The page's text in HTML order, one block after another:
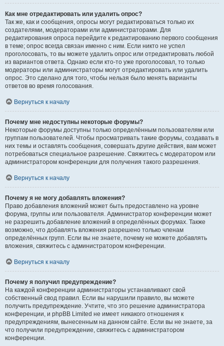
Как мне отредактировать или удалить опрос?
Так же, как и сообщения, опросы могут редактироваться только их
создателями, модераторами или администраторами. Для
редактирования опроса перейдите к редактированию первого сообщения
в теме; опрос всегда связан именно с ним. Если никто не успел
проголосовать, то вы можете удалить опрос или отредактировать любой
из вариантов ответа. Однако если кто-то уже проголосовал, то только
модераторы или администраторы могут отредактировать или удалить
опрос. Это сделано для того, чтобы нельзя было менять варианты
ответов во время голосования.
Вернуться к началу
Почему мне недоступны некоторые форумы?
Некоторые форумы доступны только определённым пользователям или
группам пользователей. Чтобы просматривать такие форумы, создавать в
них темы и оставлять сообщения, совершать другие действия, вам может
потребоваться специальное разрешение. Свяжитесь с модератором или
администратором конференции для получения такого разрешения.
Вернуться к началу
Почему я не могу добавлять вложения?
Право добавления вложений может быть предоставлено на уровне
форума, группы или пользователя. Администратор конференции может
не разрешить добавление вложений в определённых форумах. Также
возможно, что добавлять вложения разрешено только членам
определённых групп. Если вы не знаете, почему не можете добавлять
вложения, свяжитесь с администратором конференции.
Вернуться к началу
Почему я получил предупреждение?
На каждой конференции администраторы устанавливают свой
собственный свод правил. Если вы нарушили правило, вы можете
получить предупреждение. Учтите, что это решение администратора
конференции, и phpBB Limited не имеет никакого отношения к
предупреждениям, вынесенным на данном сайте. Если вы не знаете, за
что получили предупреждение, свяжитесь с администратором
конференции.